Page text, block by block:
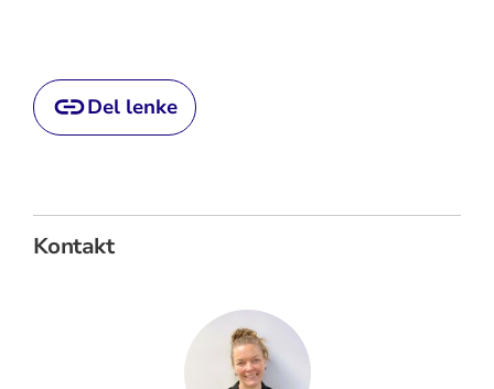
Del lenke
Kontakt